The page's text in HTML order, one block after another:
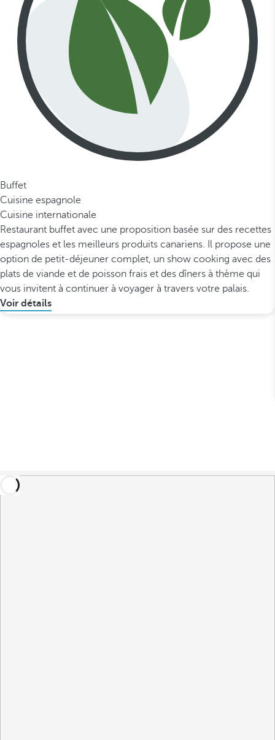
Buffet
Cuisine espagnole
Cuisine internationale
Restaurant buffet avec une proposition basée sur des recettes
espagnoles et les meilleurs produits canariens. Il propose une
option de petit-déjeuner complet, un show cooking avec des
plats de viande et de poisson frais et des dîners à thème qui
vous invitent à continuer à voyager à travers votre palais.
Voir détails